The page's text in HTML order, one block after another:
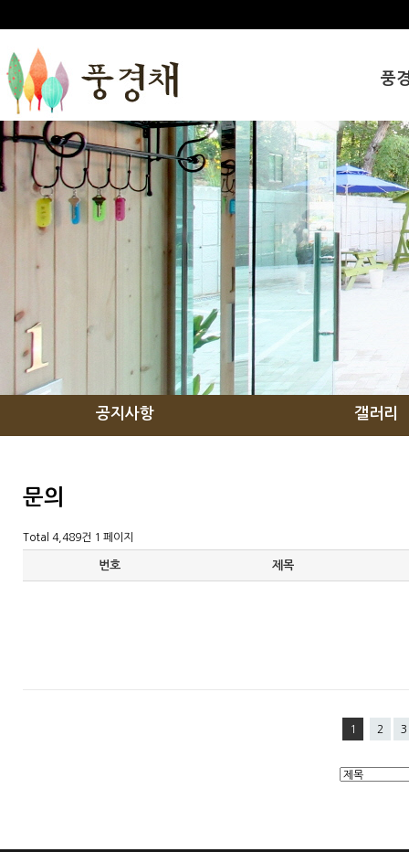
풍
인사
풍경
오시
공지사항 갤러리
문의
Total 4,489건 1 페이지
번호 제목
1 2 3